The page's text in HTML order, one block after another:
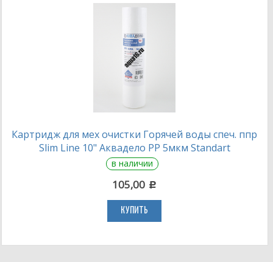
Картридж для мех очистки Горячей воды спеч. ппр
Slim Line 10" Аквадело PP 5мкм Standart
в наличии
105,00 c
КУПИТЬ